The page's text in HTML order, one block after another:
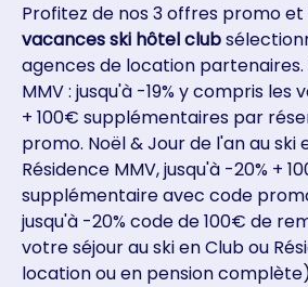
Profitez de nos 3 offres promo
vacances ski hôtel club
agences de location partenaires.
MMV : jusqu'à -19% y compris les
+ 100€ supplémentaires par
promo. Noël & Jour de l'an au ski
Résidence MMV, jusqu'à -20% +
supplémentaire avec code
jusqu'à -20% code de 100€ de
votre séjour au ski en Club ou
location ou en pension